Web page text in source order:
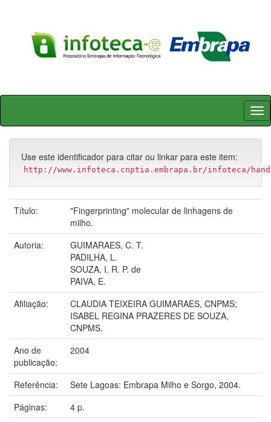
Skip
Use este identificador para citar ou linkar para este item:
http://www.infoteca.cnptia.embrapa.br/infoteca/
Título:
"Fingerprinting" molecular de linhagens de
milho.
Autoria:
GUIMARAES, C. T.
PADILHA, L.
SOUZA, I. R. P. de
PAIVA, E.
Afiliação:
CLAUDIA TEIXEIRA GUIMARAES, CNPMS;
ISABEL REGINA PRAZERES DE SOUZA,
CNPMS.
Ano de
publicação:
2004
Referência:
Sete Lagoas: Embrapa Milho e Sorgo, 2004.
Páginas:
4 p.